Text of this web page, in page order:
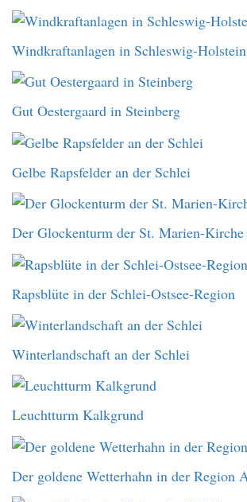
Windkraftanlagen in Schleswig-Holstein
Gut Oestergaard in Steinberg
Gelbe Rapsfelder an der Schlei
Der Glockenturm der St. Marien-
Rapsblüte in der Schlei-Ostsee-Region
Winterlandschaft an der Schlei
Leuchtturm Kalkgrund
Der goldene Wetterhahn in der Region